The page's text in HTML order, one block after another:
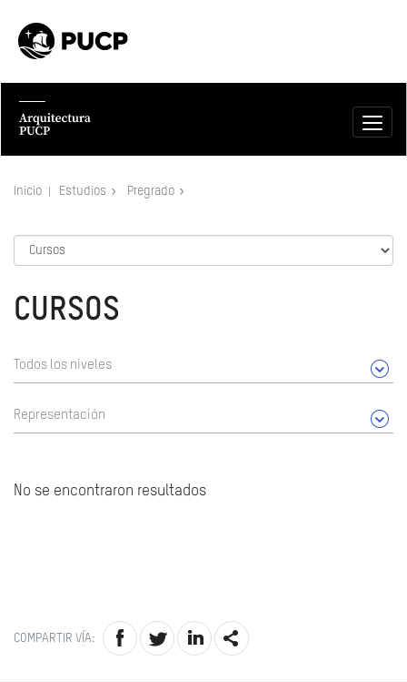
Inicio Estudios Pregrado
CURSOS
Todos los niveles
Representación
No se encontraron resultados
COMPARTIR VÍA: